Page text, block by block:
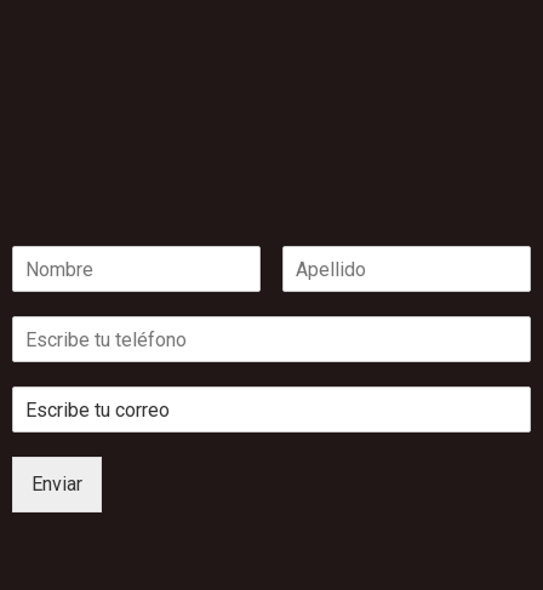
Enviar